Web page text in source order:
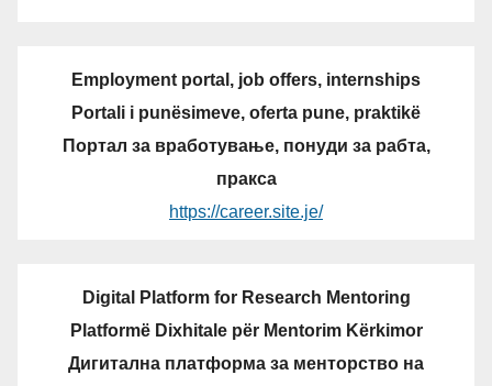
Employment portal, job offers, internships
Portali i punësimeve, oferta pune, praktikë
Портал за вработување, понуди за рабта,
пракса
https://career.site.je/
Digital Platform for Research Mentoring
Platformë Dixhitale për Mentorim Kërkimor
Дигитална платформа за менторство на